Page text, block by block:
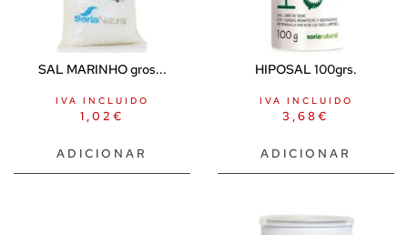
SAL MARINHO gros...
1,02 €
IVA INCLUIDO
ADICIONAR
HIPOSAL 100grs.
3,68€
IVA INCLUIDO
ADICIONAR